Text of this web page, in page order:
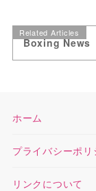
Related Articles
Boxing News
ホーム
プライバシーポリ
リンクについて